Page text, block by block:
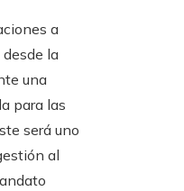
a
la
una
para las
será uno
al